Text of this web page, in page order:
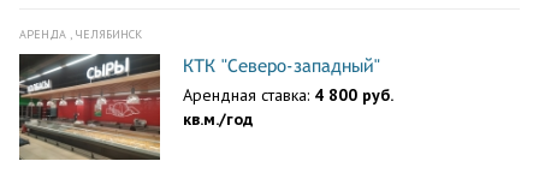
АРЕНДА , ЧЕЛЯБИНСК
КТК "Северо-западный"
Арендная ставка: 4 800 руб.
кв.м./год